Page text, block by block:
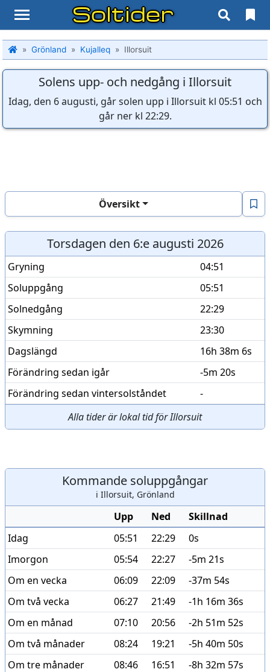
Soltider
Grönland Kujalleq Illorsuit
Solens upp- och nedgång i Illorsuit
Idag, den 6 augusti, går solen upp i Illorsuit kl 05:51 och
går ner kl 22:29.
Översikt
Torsdagen den 6:e augusti 2026
Gryning
04:51
Soluppgång
05:51
Solnedgång
22:29
Skymning
23:30
Dagslängd
16h 38m 6s
Förändring sedan igår
-5m 20s
Förändring sedan vintersolståndet
-
Alla tider är lokal tid för Illorsuit
Kommande soluppgångar
i Illorsuit, Grönland
Upp Ned
Skillnad
Idag
05:51 22:29
0s
Imorgon
05:54 22:27
-5m 21s
Om en vecka
06:09 22:09
-37m 54s
Om två vecka
06:27 21:49
-1h 16m 36s
Om en månad
07:10 20:56
-2h 51m 52s
Om två månader
08:24 19:21
-5h 40m 50s
Om tre månader
08:46 16:51 -8h 32m 57s